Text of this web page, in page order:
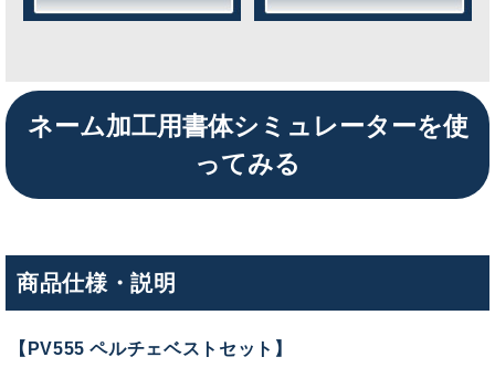
ネーム加工用書体シミュレーターを使
ってみる
商品仕様・説明
【PV555 ペルチェベストセット】